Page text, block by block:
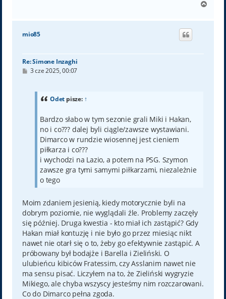
g
mio85
Re: Simone Inzaghi
P3 cze 2025, 00:07
Odet pisze: ↑
Bardzo słabo w tym sezonie grali Miki i Hakan,
no i co??? dalej byli ciągle/zawsze wystawiani.
Dimarco w rundzie wiosennej jest cieniem
piłkarza i co???
i wychodzi na Lazio, a potem na PSG. Szymon
zawsze gra tymi samymi piłkarzami, niezależnie
o tego
Moim zdaniem jesienią, kiedy motorycznie byli na
dobrym poziomie, nie wyglądali źle. Problemy zaczęły
się później. Druga kwestia - kto miał ich zastąpić? Gdy
Hakan miał kontuzję i nie było go przez miesiąc nikt
nawet nie otarł się o to, żeby go efektywnie zastąpić. A
próbowany był bodajże i Barella i Zieliński. O
ulubieńcu kibiców Fratessim, czy Asslanim nawet nie
ma sensu pisać. Liczyłem na to, że Zieliński wygryzie
Mikiego, ale chyba wszyscy jesteśmy nim rozczarowani.
Co do Dimarco pełna zgoda.